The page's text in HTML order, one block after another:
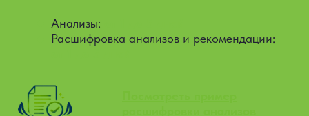
Анализы:
Расшифровка анализов и рекомендации: